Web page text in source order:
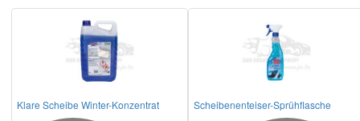
Klare Scheibe Winter-Konzentrat Scheibenenteiser-Sprühflasche